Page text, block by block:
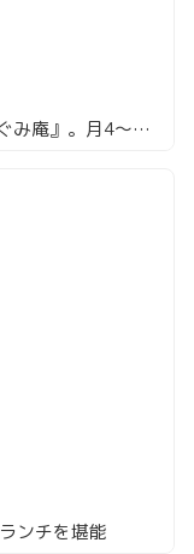
10年に2人目で予約が取れた駒込『つぐみ庵』。月4〜5組の鰻屋で、人生のうな重に出会った
ンチを堪能